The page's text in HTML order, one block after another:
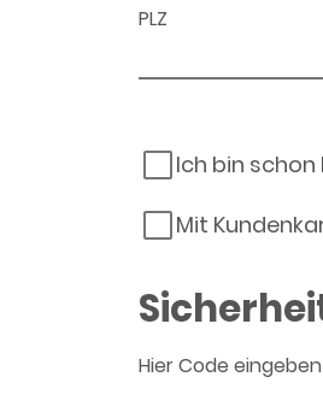
PLZ
Ich bin
Mit
Hier Code